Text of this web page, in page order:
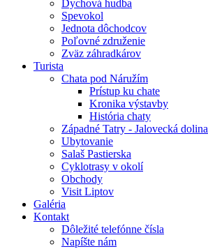
Dychová hudba
Spevokol
Jednota dôchodcov
Poľovné združenie
Zväz záhradkárov
Turista
Chata pod Náružím
Prístup ku chate
Kronika výstavby
História chaty
Západné Tatry - Jalovecká dolina
Ubytovanie
Salaš Pastierska
Cyklotrasy v okolí
Obchody
Visit Liptov
Galéria
Kontakt
Dôležité telefónne čísla
Napíšte nám